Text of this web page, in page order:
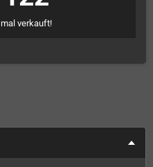
mal verkauft!